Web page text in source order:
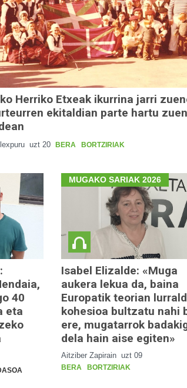
Herriko Etxeak ikurrina jarri
ekitaldian parte hartu zuen
uzt 20 BERA BORTZIRIAK
40
eta
MUGAKO SARIAK 2026
Isabel Elizalde: «Muga
aukera lekua da, baina
Europatik teorian
kohesioa bultzatu nahi
ere, mugatarrok
dela hain aise egiten»
Aitziber Zapirain uzt 09
BERA BORTZIRIAK